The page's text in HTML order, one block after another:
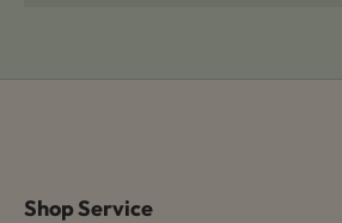
Shop Service